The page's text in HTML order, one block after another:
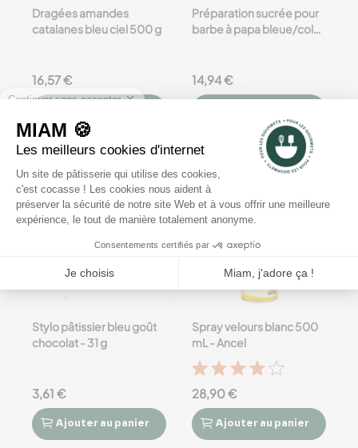
Dragées amandes
catalanes bleu ciel 500 g
16,57 €
 
Préparation sucrée pour
barbe à papa bleue/cola 1
14,94 €
favorite_border
Stylo pâtissier bleu goût
chocolat - 31 g
3,61 €
 
Ajouter au panier
favorite_border
Spray velours blanc 500
mL - Ancel
28,90 €
 
Ajouter au panier